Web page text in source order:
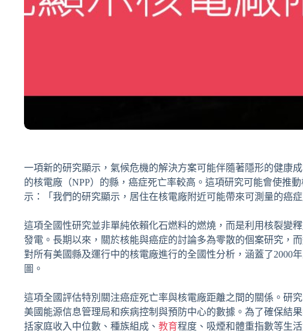
一項新的研究顯示，氣候危機的解決方案可能伴隨著隱形的健康
的核電廠（NPP）的縣，癌症死亡率較高。這項研究可能會使推
示：「我們的研究顯示，居住在核電廠附近可能帶來可測量的癌
這項全國性研究並非單純依賴化石燃料的燃燒，而是利用核裂變
發電。長期以來，關於核能與癌症的討論多為零散的個案研究，
對所有美國縣及運行中的核電廠進行的全國性分析，涵蓋了2000
圖。
這項全國評估特別關注癌症死亡率與核電廠距離之間的關係。研
美國能源信息管理局和疾病控制與預防中心的數據。為了確保結
括家庭收入中位數、種族組成、 教育程度、吸煙和體重指數等生